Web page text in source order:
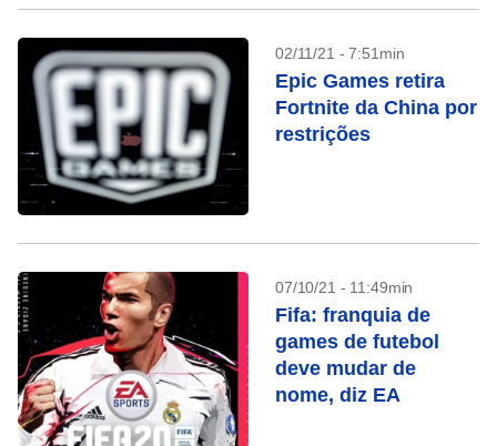
02/11/21 - 7:51min
Epic Games retira
Fortnite da China por
restrições
07/10/21 - 11:49min
Fifa: franquia de
games de futebol
deve mudar de
nome, diz EA